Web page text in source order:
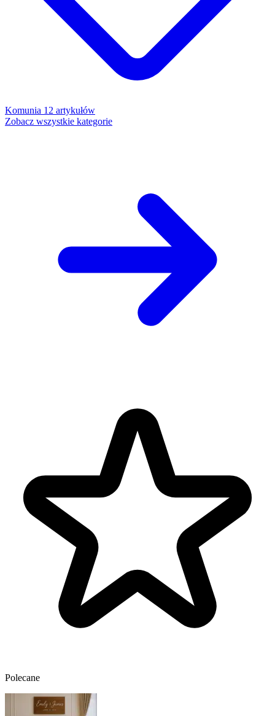
Komunia 12 artykułów
Zobacz wszystkie kategorie
Polecane